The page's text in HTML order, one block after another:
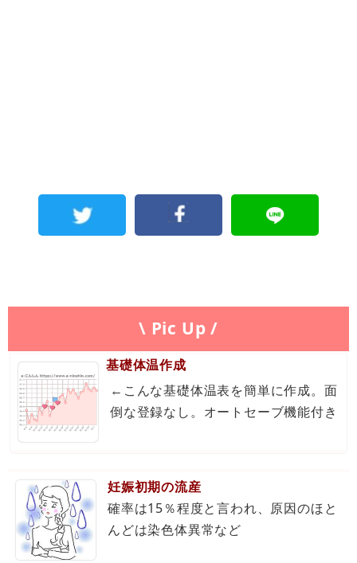
\ Pic Up /
基礎体温作成
←こんな基礎体温表を簡単に作成。面
倒な登録なし。オートセーブ機能付き
妊娠初期の流産
確率は15％程度と言われ、原因のほと
んどは染色体異常など